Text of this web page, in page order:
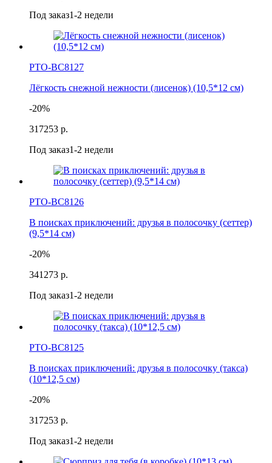
Под заказ1-2 недели
РТО-ВС8127
Лёгкость снежной нежности (лисенок) (10,5*12 см)
-20%
317253 р.
Под заказ1-2 недели
РТО-ВС8126
В поисках приключений: друзья в полосочку (сеттер)
(9,5*14 см)
-20%
341 273 р.
Под заказ1-2 недели
РТО-ВС8125
В поисках приключений: друзья в полосочку (такса)
(10*12,5 см)
-20%
317253 р.
Под заказ1-2 недели